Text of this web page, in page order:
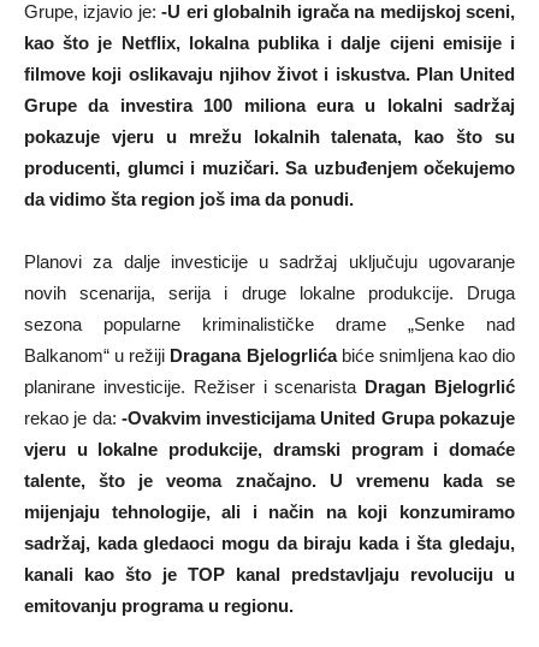
Grupe, izjavio je:-U eri globalnih igrača na medijskoj sceni,
kao što je Netflix, lokalna publika i dalje cijeni emisije i
filmove koji oslikavaju njihov život i iskustva. Plan United
Grupe da investira 100 miliona eura u lokalni sadržaj
pokazuje vjeru u mrežu lokalnih talenata, kao što su
producenti, glumci i muzičari. Sa uzbuđenjem očekujemo
da vidimo šta region još ima da ponudi.
Planovi za dalje investicije u sadržaj uključuju ugovaranje
novih scenarija, serija i druge lokalne produkcije. Druga
sezona popularne kriminalističke drame „Senke nad
Balkanom“ u režiji Dragana Bjelogrlićabiće snimljena kao dio
planirane investicije. Režiser i scenarista Dragan Bjelogrlić
rekao je da: -Ovakvim investicijama United Grupa pokazuje
vjeru u lokalne produkcije, dramski program i domaće
talente, što je veoma značajno. U vremenu kada se
mijenjaju tehnologije, ali i način na koji konzumiramo
sadržaj, kada gledaoci mogu da biraju kada i šta gledaju,
kanali kao što je TOP kanal predstavljaju revoluciju u
emitovanju programa u regionu.